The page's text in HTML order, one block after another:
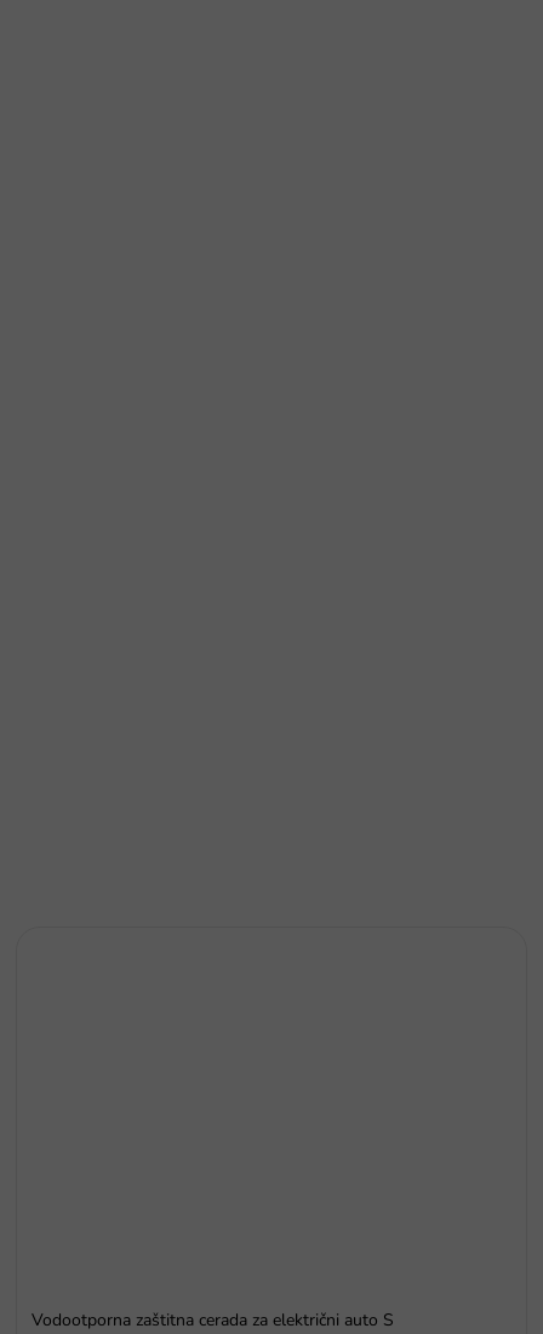
Vodootporna zaštitna cerada za električni auto S